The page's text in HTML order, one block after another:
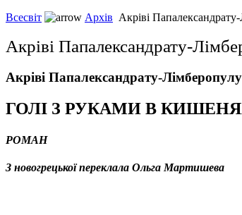
Всесвіт
Архів Акріві
Акріві Папалександрату-
Акріві Папалександрату-Лімберопулу
ГОЛІ З РУКАМИ В
РОМАН
З новогрецької переклала Ольга Мартишева